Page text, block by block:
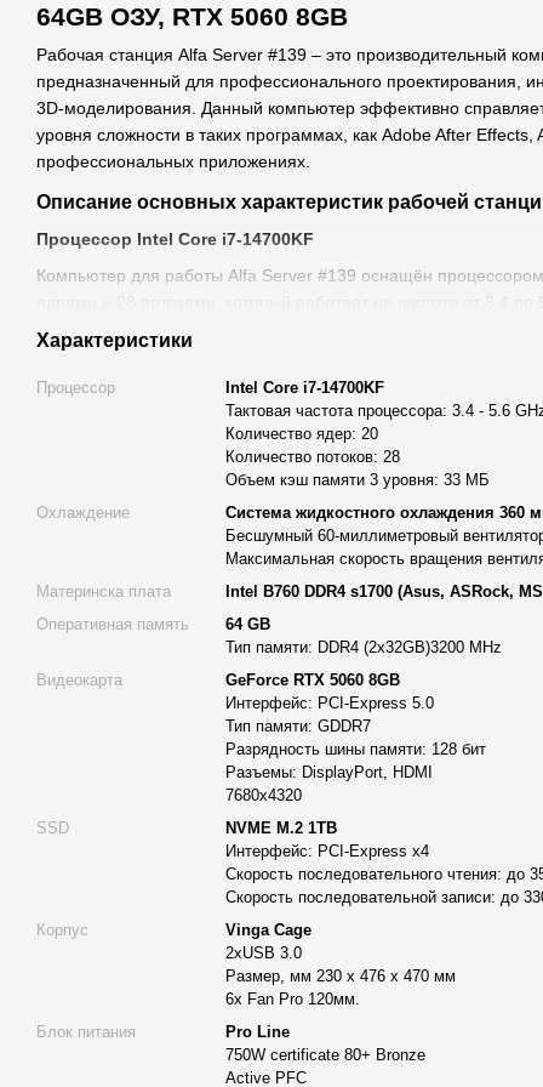
64GB ОЗУ, RTX 5060 8GB
Рабочая станция Alfa Server #139 – это производительный
предназначенный для профессионального проектирования,
3D-моделирования. Данный компьютер эффективно
уровня сложности в таких программах, как Adobe After Effects,
профессиональных приложениях.
Описание основных характеристик рабочей
Процессор Intel Core i7-14700KF
Компьютер для работы Alfa Server #139 оснащён
уровня составляет 33 МБ, что позволяет эффективно
моделирование и работу с несколькими ресурсоёмкими
Система жидкостного охлаждения
Для стабильной и тихой работы процессора компьютер Alfa
системой охлаждения с тремя вентиляторами диаметром
бесшумным 60-мм вентилятором VRM. Максимальная
достигает 1800 об/мин, что гарантирует надёжную работу
Материнская плата Intel B760 DDR4 s1700
Компьютер для проектирования Alfa Server #139 использует
стабильную и эффективную работу всей системы,
Оперативная память 64GB DDR4
Рабочая станция Alfa Server оборудована 64GB оперативной
частотой 3200 MHz, что обеспечивает комфортную
задач при работе с тяжёлыми приложениями.
Видеокарта GeForce RTX 5060 8GB
Графический адаптер GeForce RTX 5060 с объёмом
решать задачи визуализации, создавать сложные 3D-модели,
Скоростной накопитель M.2 NVMe 1TB
Для хранения информации используется быстрый SSD
3300 МБ/с. Это гарантирует быструю загрузку операционной
Характеристики
Процессор
Intel Core i7-14700KF
Тактовая частота процессора: 3.4 - 5.6
Количество ядер: 20
Количество потоков: 28
Объем кэш памяти 3 уровня: 33 МБ
Охлаждение
Система жидкостного охлаждения 360
Бесшумный 60-миллиметровый
Максимальная скорость вращения
Материнска плата
Intel В760 DDR4 s1700 (Asus, ASRock,
Оперативная память
64 GB
Тип памяти: DDR4 (2x32GB)3200 MHz
Видеокарта
GeForce RTX 5060 8GB
Интерфейс: PCI-Express 5.0
Тип памяти: GDDR7
Разрядность шины памяти: 128 бит
Разъемы: DisplayPort, HDMI
7680x4320
SSD
NVME M.2 1TB
Интерфейс: PCI-Express x4
Скорость последовательного чтения: до
Скорость последовательной записи: до
Корпус
Vinga Cage
2xUSB 3.0
Размер, мм 230 x 476 x 470 мм
6х Fan Pro 120мм.
Блок питания
Pro Line
750W certificate 80+ Bronze
Active PFC